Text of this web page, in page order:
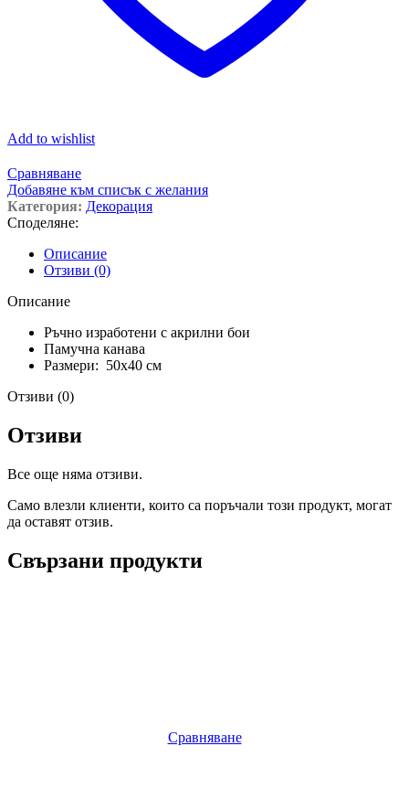
Add to wishlist
Сравняване
Добавяне към списък с желания
Категория: Декорация
Споделяне:
Описание
Отзиви (0)
Описание
Ръчно изработени с акрилни бои
Памучна канава
Размери: 50х40 см
Отзиви (0)
Отзиви
Все още няма отзиви.
Само влезли клиенти, които са поръчали този продукт, могат
да оставят отзив.
Свързани продукти
Сравняване